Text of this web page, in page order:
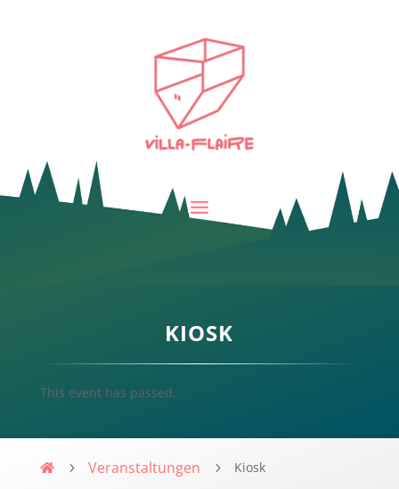
KIOSK
This event has passed.
Villa-Flaire
Veranstaltungen Kiosk